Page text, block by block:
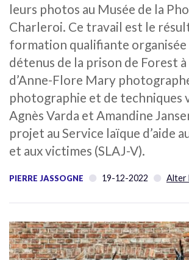
leurs photos au Musée de la
Charleroi. Ce travail est le
formation qualifiante organisée
détenus de la prison de Forest
d’Anne-Flore Mary
photographie et de techniques
Agnès Varda et Amandine
projet au Service laïque d’aide
et aux victimes (SLAJ-V).
PIERRE JASSOGNE 19-12-2022 Alter